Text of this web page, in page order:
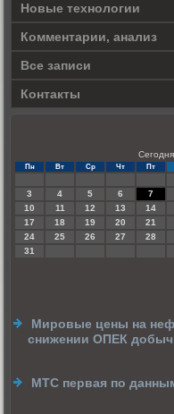
Новые технологии
Комментарии, анализ
Все записи
Контакты
Пн Вт Ср Чт Пт
3
4 5 6 7
10
11 12 13 14
17
18 19 20 21
24
25 26 27 28
31
Мировые цены на
снижении ОПЕК
МТС первая по